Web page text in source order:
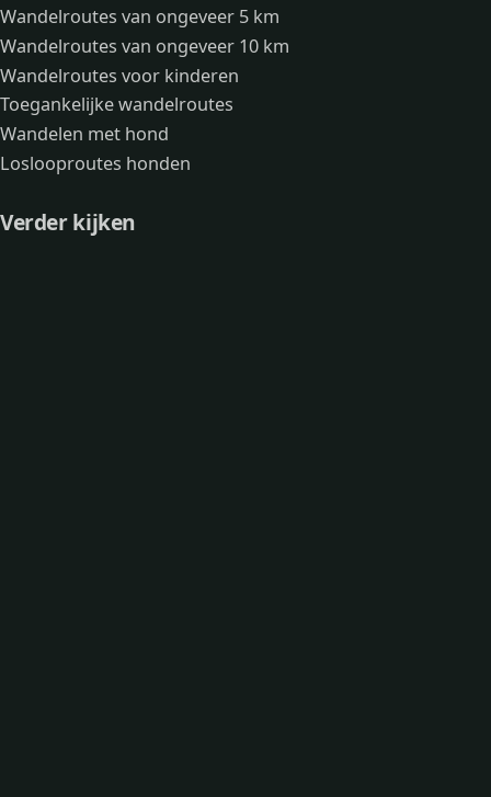
Wandelroutes van ongeveer 5 km
Wandelroutes van ongeveer 10 km
Wandelroutes voor kinderen
Toegankelijke wandelroutes
Wandelen met hond
Loslooproutes honden
Verder kijken